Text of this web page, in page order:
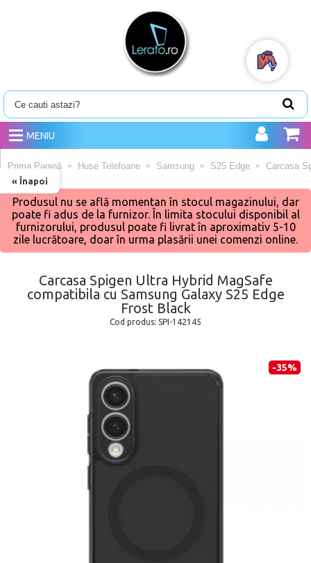
MENIU
« Înapoi
Prima Pagină Huse Telefoane Samsung S25 Edge Carcasa
Produsul nu se află momentan în stocul magazinului, dar
poate fi adus de la furnizor. În limita stocului disponibil al
furnizorului, produsul poate fi livrat în aproximativ 5-10
zile lucrătoare, doar în urma plasării unei comenzi online.
Carcasa Spigen Ultra Hybrid MagSafe
compatibila cu Samsung Galaxy S25 Edge
Frost Black
Cod produs: SPI-142145
-35%